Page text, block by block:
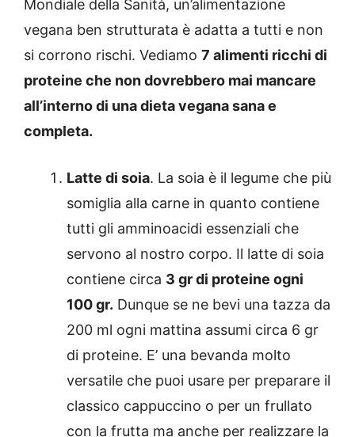
Mondiale della Sanità, un’alimentazione
vegana ben strutturata è adatta a tutti e non
si corrono rischi. Vediamo 7 alimenti ricchi di
proteine che non dovrebbero mai mancare
all’interno di una dieta vegana sana e
completa.
Latte di soia. La soia è il legume che più
somiglia alla carne in quanto contiene
tutti gli amminoacidi essenziali che
servono al nostro corpo. Il latte di soia
contiene circa 3 gr di proteine ogni
100 gr. Dunque se ne bevi una tazza da
200 ml ogni mattina assumi circa 6 gr
di proteine. E’ una bevanda molto
versatile che puoi usare per preparare il
classico cappuccino o per un frullato
con la frutta ma anche per realizzare la